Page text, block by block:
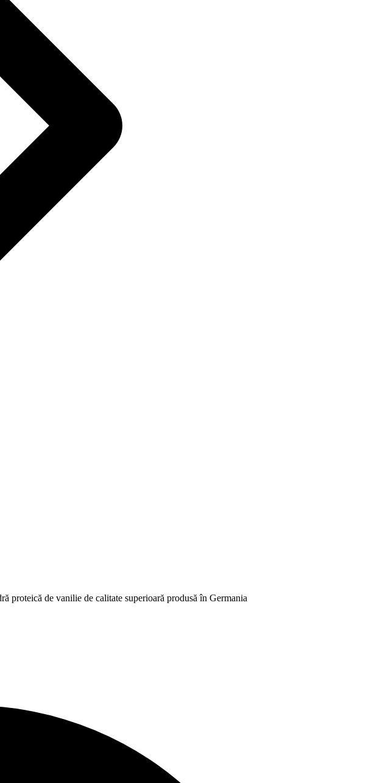
proteică de vanilie de calitate superioară produsă în Germania